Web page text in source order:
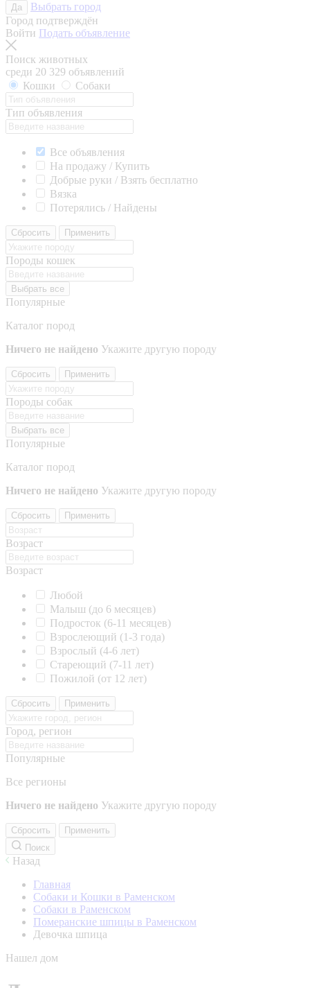
Да
Выбрать город
Город подтверждён
Войти Подать объявление
Поиск животных
среди 20 329 объявлений
Кошки
Собаки
Тип объявления
Все объявления
На продажу / Купить
Добрые руки / Взять бесплатно
Вязка
Потерялись / Найдены
Сбросить Применить
Породы кошек
Выбрать все
Популярные
Каталог пород
Ничего не найдено Укажите другую породу
Сбросить Применить
Породы собак
Выбрать все
Популярные
Каталог пород
Ничего не найдено Укажите другую породу
Сбросить Применить
Возраст
Возраст
Любой
Малыш (до 6 месяцев)
Подросток (6-11 месяцев)
Взрослеющий (1-3 года)
Взрослый (4-6 лет)
Стареющий (7-11 лет)
Пожилой (от 12 лет)
Сбросить Применить
Город, регион
Популярные
Все регионы
Ничего не найдено Укажите другую породу
Сбросить
Применить
Поиск
Назад
Главная
Собаки и Кошки в Раменском
Собаки в Раменском
Померанские шпицы в Раменском
Девочка шпица
Нашел дом